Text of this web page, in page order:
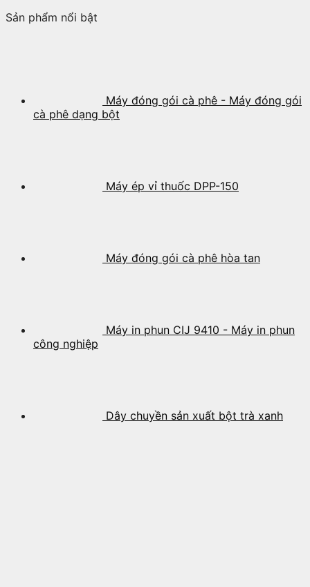
Sản phẩm nổi bật
Máy đóng gói cà phê - Máy đóng gói
cà phê dạng bột
Máy ép vỉ thuốc DPP-150
Máy đóng gói cà phê hòa tan
Máy in phun CIJ 9410 - Máy in phun
công nghiệp
Dây chuyền sản xuất bột trà xanh